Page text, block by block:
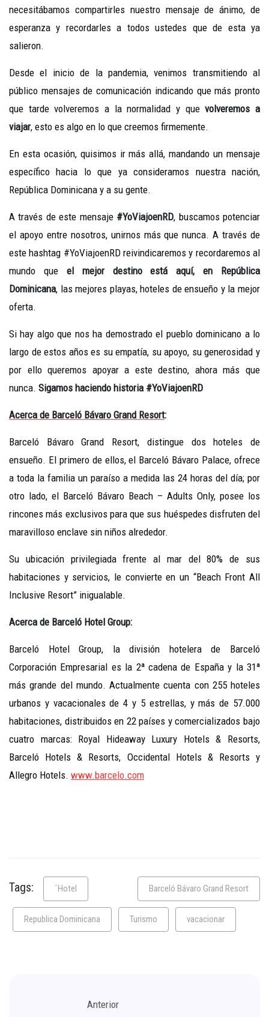
necesitábamos compartirles nuestro mensaje de ánimo, de
esperanza y recordarles a todos ustedes que de esta ya
salieron.
Desde el inicio de la pandemia, venimos transmitiendo al
público mensajes de comunicación indicando que más pronto
que tarde volveremos a la normalidad y quevolveremos a
viajar, esto es algo en lo que creemos firmemente.
En esta ocasión, quisimos ir más allá, mandando un mensaje
específico hacia lo que ya consideramos nuestra nación,
República Dominicana y a su gente.
A través de este mensaje #YoViajoenRD, buscamos potenciar
el apoyo entre nosotros, unirnos más que nunca. A través de
este hashtag #YoViajoenRD reivindicaremos y recordaremos al
mundo que el mejor destino está aquí, en República
Dominicana, las mejores playas, hoteles de ensueño y la mejor
oferta.
Si hay algo que nos ha demostrado el pueblo dominicano a lo
largo de estos años es su empatía, su apoyo, su generosidad y
por ello queremos apoyar a este destino, ahora más que
nunca. Sigamos haciendo historia #YoViajoenRD
Acerca de Barceló Bávaro Grand Resort:
Barceló Bávaro Grand Resort, distingue dos hoteles de
ensueño. El primero de ellos, el Barceló Bávaro Palace, ofrece
a toda la familia un paraíso a medida las 24 horas del día; por
otro lado, el Barceló Bávaro Beach – Adults Only, posee los
rincones más exclusivos para que sus huéspedes disfruten del
maravilloso enclave sin niños alrededor.
Su ubicación privilegiada frente al mar del 80% de sus
habitaciones y servicios, le convierte en un “Beach Front All
Inclusive Resort” inigualable.
Acerca de Barceló Hotel Group:
Barceló Hotel Group, la división hotelera de Barceló
Corporación Empresarial es la 2ª cadena de España y la 31ª
más grande del mundo. Actualmente cuenta con 255 hoteles
urbanos y vacacionales de 4 y 5 estrellas, y más de 57.000
habitaciones, distribuidos en 22 países y comercializados bajo
cuatro marcas: Royal Hideaway Luxury Hotels & Resorts,
Barceló Hotels & Resorts, Occidental Hotels & Resorts y
Allegro Hotels. www.barcelo.com
Tags: ´Hotel Barceló Bávaro Grand Resort
Republica Dominicana Turismo vacacionar
Anterior